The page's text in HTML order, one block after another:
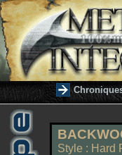
Style : Hard